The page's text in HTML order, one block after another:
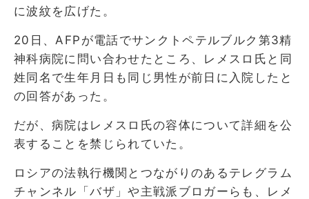
に波紋を広げた。
20日、AFPが電話でサンクトペテルブルク第3精
神科病院に問い合わせたところ、レメスロ氏と同
姓同名で生年月日も同じ男性が前日に入院したと
の回答があった。
だが、病院はレメスロ氏の容体について詳細を公
表することを禁じられていた。
ロシアの法執行機関とつながりのあるテレグラム
チャンネル「バザ」や主戦派ブロガーらも、レメ